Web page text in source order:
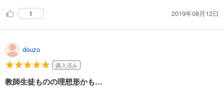
1 2019年08月12日
douzo
購入済み
教師生徒ものの理想形かも…